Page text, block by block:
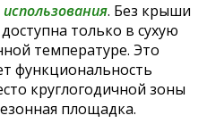
. Без крыши
только в сухую
температуре. Это
функциональность
круглогодичной зоны
площадка.